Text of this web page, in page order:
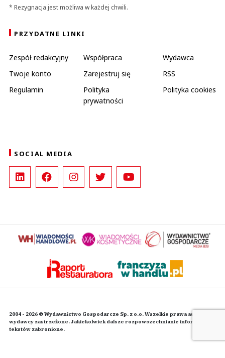
* Rezygnacja jest możliwa w każdej chwili.
PRZYDATNE LINKI
Zespół redakcyjny Współpraca
Wydawca
Twoje konto
Zarejestruj się
RSS
Regulamin
Polityka
prywatności
Polityka cookies
SOCIAL MEDIA
2004 - 2026 © Wydawnictwo Gospodarcze Sp. z o.o. Wszelkie prawa autorskie
wydawcy zastrzeżone. Jakiekolwiek dalsze rozpowszechnianie informacji i
tekstów zabronione.